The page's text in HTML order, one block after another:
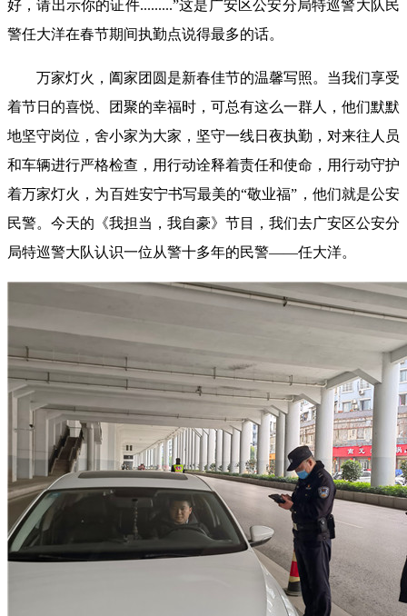
好，请出示你的证件.........”这是广安区公安分局特巡警大队民
警任大洋在春节期间执勤点说得最多的话。
万家灯火，阖家团圆是新春佳节的温馨写照。当我们享受
着节日的喜悦、团聚的幸福时，可总有这么一群人，他们默默
地坚守岗位，舍小家为大家，坚守一线日夜执勤，对来往人员
和车辆进行严格检查，用行动诠释着责任和使命，用行动守护
着万家灯火，为百姓安宁书写最美的“敬业福”，他们就是公安
民警。今天的《我担当，我自豪》节目，我们去广安区公安分
局特巡警大队认识一位从警十多年的民警——任大洋。